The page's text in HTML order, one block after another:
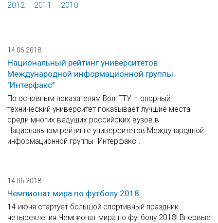
2012
2011 2010
14.06.2018
Национальный рейтинг университетов
Международной информационной группы
"Интерфакс"
По основным показателям ВолгГТУ – опорный
технический университет показывает лучшие места
среди многих ведущих российских вузов в
Национальном рейтинге университетов Международной
информационной группы "Интерфакс".
14.06.2018
Чемпионат мира по футболу 2018
14 июня стартует большой спортивный праздник
четырехлетия Чемпионат мира по футболу 2018! Впервые